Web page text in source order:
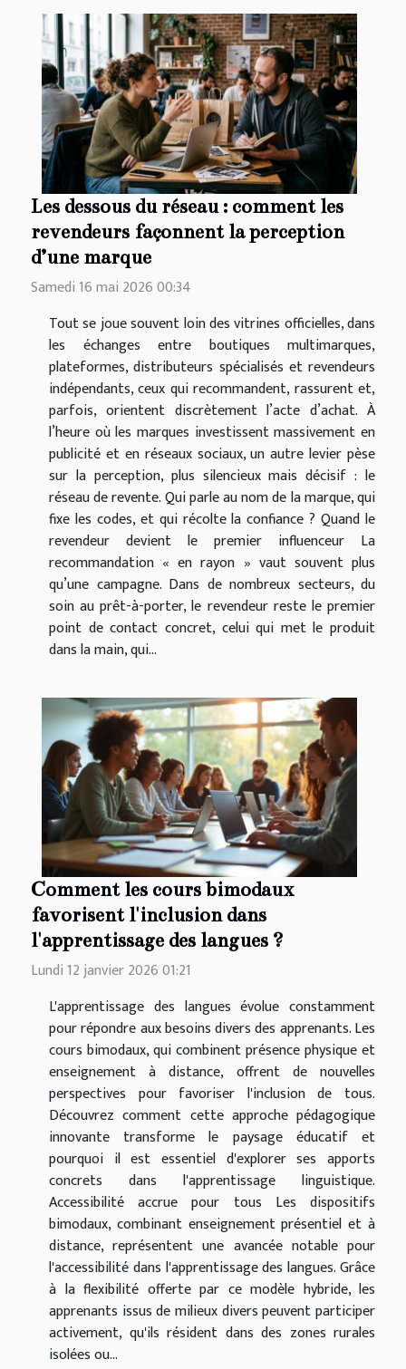
Les dessous du réseau : comment les
revendeurs façonnent la perception
d’une marque
Samedi 16 mai 2026 00:34
Tout se joue souvent loin des vitrines officielles, dans
les échanges entre boutiques multimarques,
plateformes, distributeurs spécialisés et revendeurs
indépendants, ceux qui recommandent, rassurent et,
parfois, orientent discrètement l’acte d’achat. À
l’heure où les marques investissent massivement en
publicité et en réseaux sociaux, un autre levier pèse
sur la perception, plus silencieux mais décisif : le
réseau de revente. Qui parle au nom de la marque, qui
fixe les codes, et qui récolte la confiance ? Quand le
revendeur devient le premier influenceur La
recommandation « en rayon » vaut souvent plus
qu’une campagne. Dans de nombreux secteurs, du
soin au prêt-à-porter, le revendeur reste le premier
point de contact concret, celui qui met le produit
dans la main, qui...
Comment les cours bimodaux
favorisent l'inclusion dans
l'apprentissage des langues ?
Lundi 12 janvier 2026 01:21
L'apprentissage des langues évolue constamment
pour répondre aux besoins divers des apprenants. Les
cours bimodaux, qui combinent présence physique et
enseignement à distance, offrent de nouvelles
perspectives pour favoriser l'inclusion de tous.
Découvrez comment cette approche pédagogique
innovante transforme le paysage éducatif et
pourquoi il est essentiel d'explorer ses apports
concrets dans l'apprentissage linguistique.
Accessibilité accrue pour tous Les dispositifs
bimodaux, combinant enseignement présentiel et à
distance, représentent une avancée notable pour
l'accessibilité dans l'apprentissage des langues. Grâce
à la flexibilité offerte par ce modèle hybride, les
apprenants issus de milieux divers peuvent participer
activement, qu'ils résident dans des zones rurales
isolées ou...